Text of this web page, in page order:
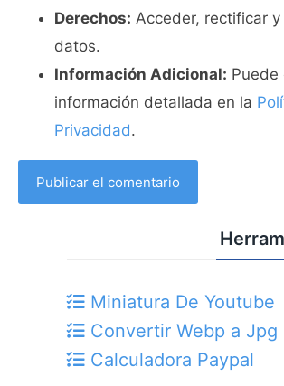
Derechos: Acceder, rectificar
datos.
Información Adicional: Puede
información detallada en la
Privacidad.
Miniatura De Youtube
Convertir Webp a Jpg
Calculadora Paypal